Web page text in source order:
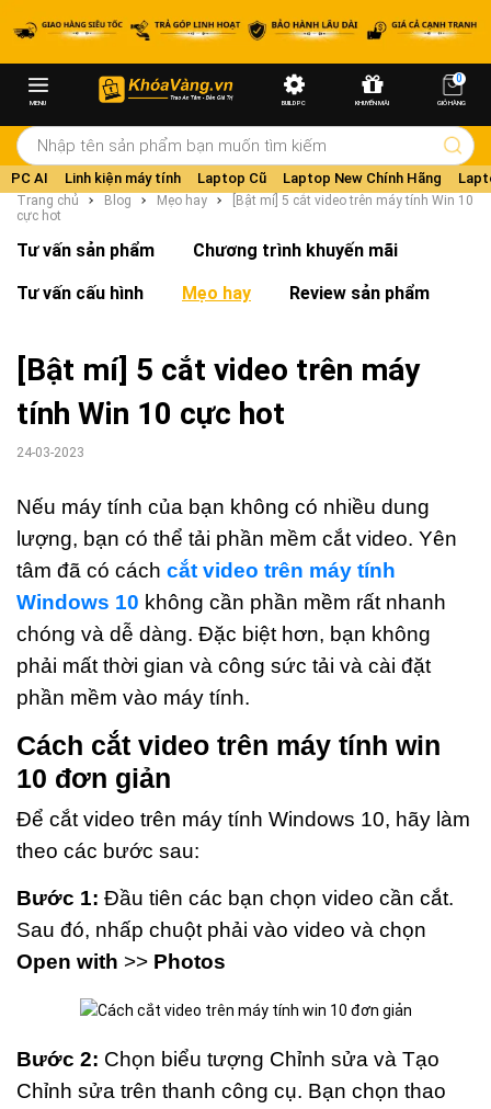
MENU BUILD PC KHUYẾN MÃI
0
GIỎ HÀNG
PC AI Linh kiện máy tính Laptop Cũ Laptop New Chính Hãng
Trang chủ Blog Mẹo hay
[Bật mí] 5 cắt video trên máy tính Win 10
cực hot
Tư vấn sản phẩm Chương trình khuyến mãi
Tư vấn cấu hình Mẹo hay Review sản phẩm
[Bật mí] 5 cắt video trên máy
tính Win 10 cực hot
24-03-2023
Nếu máy tính của bạn không có nhiều dung
lượng, bạn có thể tải phần mềm cắt video. Yên
tâm đã có cách cắt video trên máy tính
Windows 10 không cần phần mềm rất nhanh
chóng và dễ dàng. Đặc biệt hơn, bạn không
phải mất thời gian và công sức tải và cài đặt
phần mềm vào máy tính.
Cách cắt video trên máy tính win
10 đơn giản
Để cắt video trên máy tính Windows 10, hãy làm
theo các bước sau:
Bước 1: Đầu tiên các bạn chọn video cần cắt.
Sau đó, nhấp chuột phải vào video và chọn
Open with >> Photos
Bước 2: Chọn biểu tượng Chỉnh sửa và Tạo
Chỉnh sửa trên thanh công cụ. Bạn chọn thao